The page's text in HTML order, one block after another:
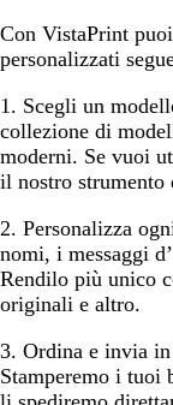
Con VistaPrint
personalizzati
1. Scegli un
collezione di
moderni. Se vuoi
il nostro strumento
2. Personalizza
nomi, i messaggi
Rendilo più unico
originali e altro.
3. Ordina e invia
Stamperemo i tuoi